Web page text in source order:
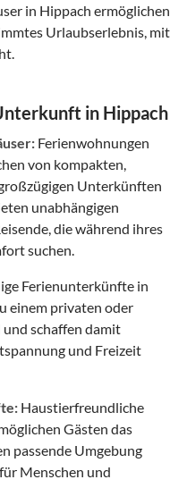
in Hippach ermöglichen
Urlaubserlebnis, mit
in Hippach
Ferienwohnungen
von kompakten,
Unterkünften
unabhängigen
die während ihres
suchen.
Ferienunterkünfte in
einem privaten oder
schaffen damit
und Freizeit
Haustierfreundliche
Gästen das
passende Umgebung
Menschen und